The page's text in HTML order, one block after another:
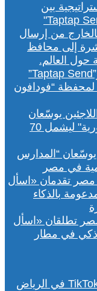
شراكة بين ڤودافون مصر و”Taptap Send”
من 30 دولة لمحفظة “فودافون
“المدارس
تطلقان «اسأل
في مطار